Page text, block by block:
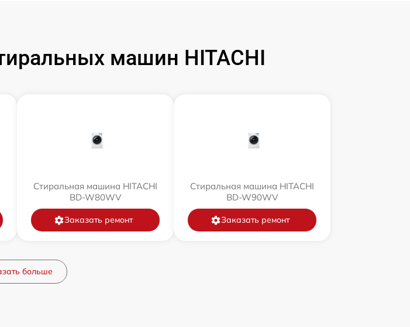
машин HITACHI
Стиральная машина HITACHI
BD-W80WV
Заказать ремонт
Стиральная машина HITACHI
BD-W90WV
Заказать ремонт
больше